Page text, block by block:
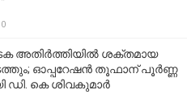
0
അതിർത്തിയിൽ ശക്തമായ
ഓപ്പറേഷൻ തൂഫാന് പൂർണ്ണ
ഡി. കെ ശിവകുമാർ